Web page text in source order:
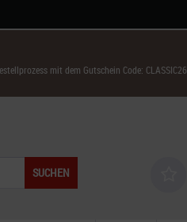
mit dem Gutschein Code: CLASSIC26
SUCHEN